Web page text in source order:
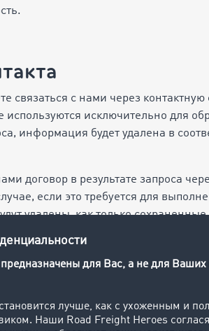
связаться с нами через
исключительно для
информация будет удалена в
договор в результате запроса
если это требуется для
удалены, как только
случаев, когда закон
зарегистрироваться, чтобы
форме, до тех пор,
обработка данных требуется для